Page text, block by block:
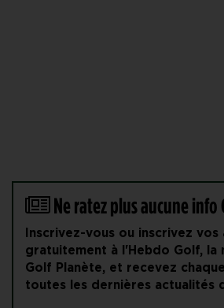
Ne ratez plus aucune info
Inscrivez-vous ou inscrivez vos
gratuitement à l'Hebdo Golf, la
Golf Planète, et recevez
toutes les dernières actualités